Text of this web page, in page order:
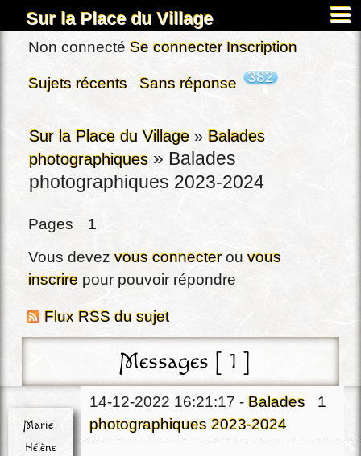
Sur la Place du Village
Accueil
À propos
Images&Docs
Chercher
Actus
Dardennes
Inscription
Connexion
Non connecté Se connecter Inscription
Sujets récents Sans réponse 382
Sur la Place du Village » Balades
photographiques » Balades
photographiques 2023-2024
Pages
1
Vous devezvous connecterouvous
inscrire pour pouvoir répondre
Flux RSS du sujet
Messages [ 1 ]
1
Marie-
Hélène
14-12-2022 16:21:17 - Balades
photographiques 2023-2024